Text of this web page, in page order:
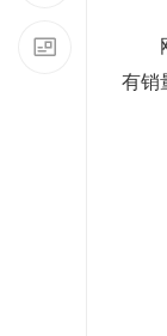
有销